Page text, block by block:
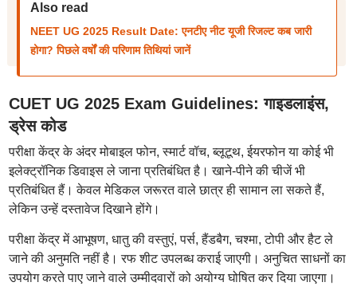
Also read
NEET UG 2025 Result Date: एनटीए नीट यूजी रिजल्ट कब जारी
होगा? पिछले वर्षों की परिणाम तिथियां जानें
CUET UG 2025 Exam Guidelines: गाइडलाइंस,
ड्रेस कोड
परीक्षा केंद्र के अंदर मोबाइल फोन, स्मार्ट वॉच, ब्लूटूथ, ईयरफोन या कोई भी
इलेक्ट्रॉनिक डिवाइस ले जाना प्रतिबंधित है। खाने-पीने की चीजें भी
प्रतिबंधित हैं। केवल मेडिकल जरूरत वाले छात्र ही सामान ला सकते हैं,
लेकिन उन्हें दस्तावेज दिखाने होंगे।
परीक्षा केंद्र में आभूषण, धातु की वस्तुएं, पर्स, हैंडबैग, चश्मा, टोपी और हैट ले
जाने की अनुमति नहीं है। रफ शीट उपलब्ध कराई जाएगी। अनुचित साधनों का
उपयोग करते पाए जाने वाले उम्मीदवारों को अयोग्य घोषित कर दिया जाएगा।